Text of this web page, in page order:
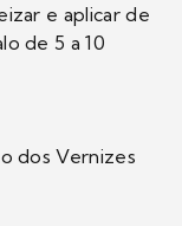
e aplicar de
de 5 a 10
dos Vernizes